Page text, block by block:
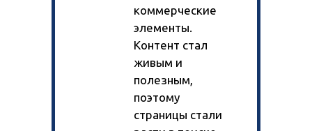
коммерческие
элементы.
Контент стал
живым и
полезным,
поэтому
страницы стали